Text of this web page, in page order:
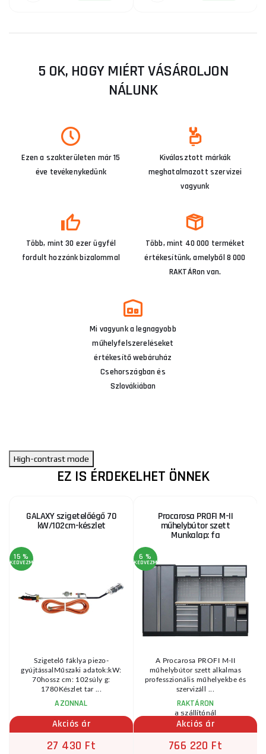
5 OK, HOGY MIÉRT VÁSÁROLJON
NÁLUNK
Ezen a szakterületen már 15
éve tevékenykedünk
Kiválasztott márkák
meghatalmazott szervizei
vagyunk
Több, mint 30 ezer ügyfél
fordult hozzánk bizalommal
Több, mint 40 000 terméket
értékesítünk, amelyből 8 000
RAKTÁRon van.
Mi vagyunk a legnagyobb
műhelyfelszereléseket
értékesítő webáruház
Csehországban és
Szlovákiában
High-contrast mode
EZ IS ÉRDEKELHET ÖNNEK
GALAXY szigetelőégő 70
kW/102cm-készlet
15 %
KEDVEZMÉNY
Szigetelő fáklya piezo-
gyújtássalMűszaki adatok:kW:
70hossz cm: 102súly g:
1780Készlet tar ...
AZONNAL
Akciós ár
27 430 Ft
Procarosa PROFI M-II
műhelybútor szett
Munkalap: fa
6 %
KEDVEZMÉNY
A Procarosa PROFI M-II
műhelybútor szett alkalmas
professzionális műhelyekbe és
szervizáll ...
RAKTÁRON
a szállítónál
Akciós ár
766 220 Ft